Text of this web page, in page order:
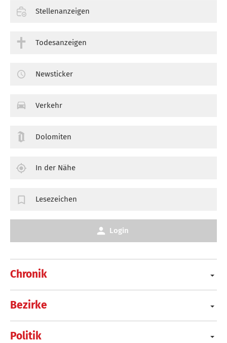
Chronik
Bezirke
Politik
Stellenanzeigen
Todesanzeigen
Newsticker
Verkehr
Dolomiten
In der Nähe
Lesezeichen
Login